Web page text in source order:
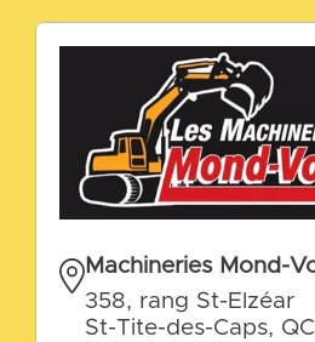
Machineries Mond-
358, rang St-Elzéar
St-Tite-des-Caps, QC